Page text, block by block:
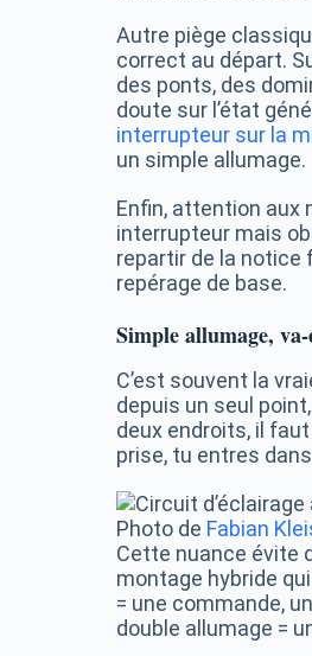
Autre piège
correct au départ.
des ponts, des
doute sur l’état
interrupteur sur la
un simple allumage.
Enfin, attention
interrupteur mais
repartir de la notice
repérage de base.
Simple allumage,
C’est souvent la
depuis un seul
deux endroits, il
prise, tu entres
Photo de Fabian
Cette nuance évite
montage hybride
= une commande,
double allumage =